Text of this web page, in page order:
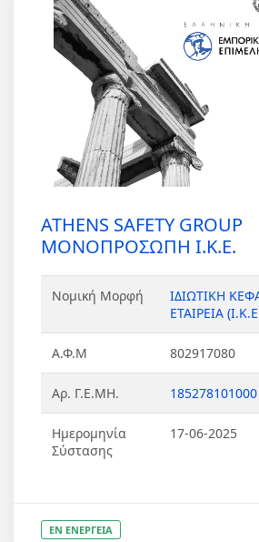
ATHENS SAFETY GROUP
ΜΟΝΟΠΡΟΣΩΠΗ Ι.Κ.Ε.
Νομική Μορφή
ΙΔΙΩΤΙΚΗ
ΕΤΑΙΡΕΙΑ
Α.Φ.Μ 802917080
Αρ. Γ.Ε.ΜΗ.
Ημερομηνία
Σύστασης
17-06-2025
ΕΝ ΕΝΕΡΓΕΙΑ